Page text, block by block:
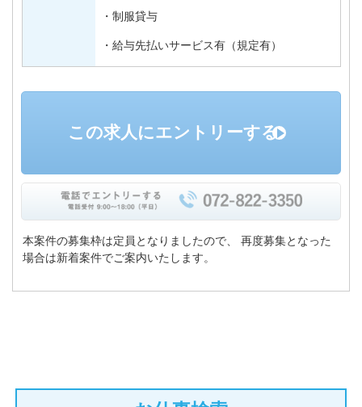
・制服貸与
・給与先払いサービス有（規定有）
この求人にエントリーする
本案件の募集枠は定員となりましたので、
再度募集となった
場合は新着案件でご案内いたします。